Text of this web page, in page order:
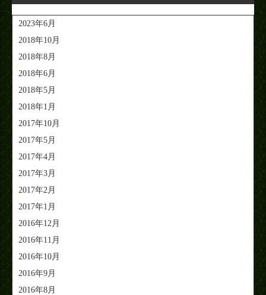
2023年6月
2018年10月
2018年8月
2018年6月
2018年5月
2018年1月
2017年10月
2017年5月
2017年4月
2017年3月
2017年2月
2017年1月
2016年12月
2016年11月
2016年10月
2016年9月
2016年8月